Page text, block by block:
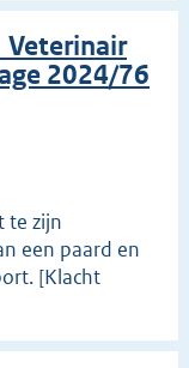
Veterinair
2024/76
te zijn
een paard en
[Klacht